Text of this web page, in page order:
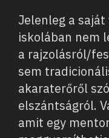
Jelenleg a
iskolában nem
a rajzolásról/
sem
akaraterőről
elszántságról.
amit egy